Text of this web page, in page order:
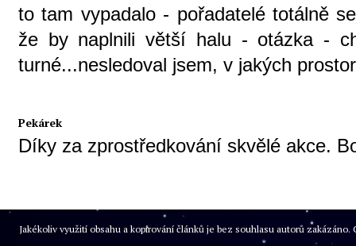
to tam vypadalo - pořadatelé totálně
že by naplnili větší halu - otázka -
turné...nesledoval jsem, v jakých
Pekárek
Díky za zprostředkování skvělé akce.
Jakékoliv využití obsahu a kopírování článků je bez souhlasu autorů